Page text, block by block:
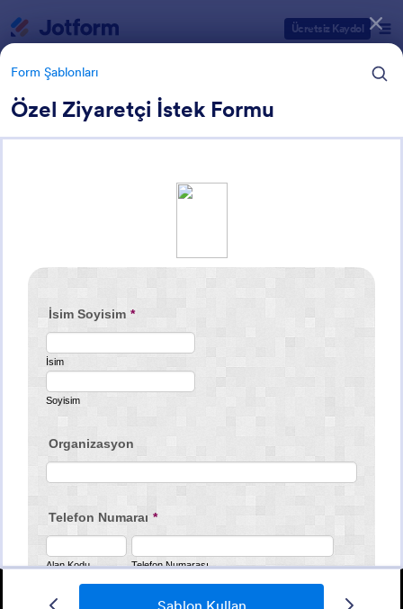
Ücretsiz Kaydol
Form Şablonları
Özel Ziyaretçi İstek Formu
Şablon Kullan
Form Şablonu Kategorileri